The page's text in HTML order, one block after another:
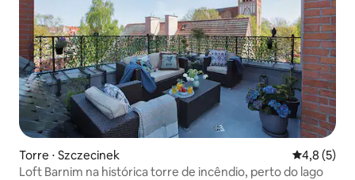
Torre ⋅ Szczecinek 4,8 de
4,8 (5)
Loft Barnim na histórica torre de incêndio, perto do lago